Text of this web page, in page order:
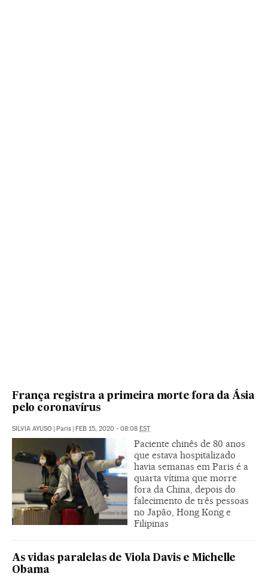
França registra a primeira morte fora da Ásia
pelo coronavírus
SILVIA AYUSO | Paris | FEB 15, 2020 - 08:08 EST
Paciente chinês de 80 anos
que estava hospitalizado
havia semanas em Paris é a
quarta vítima que morre
fora da China, depois do
falecimento de três pessoas
no Japão, Hong Kong e
Filipinas
As vidas paralelas de Viola Davis e Michelle
Obama